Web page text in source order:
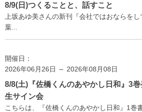
8/9(日)つくることと、話すこと
上坂あゆ美さんの新刊『会社ではおならを
葉...
開催日：
2026年06月26日 ～ 2026年08月08日
8/8(土)『佐橋くんのあやかし日和』3
生サイン会
こちらは、『佐橋くんのあやかし日和』1巻